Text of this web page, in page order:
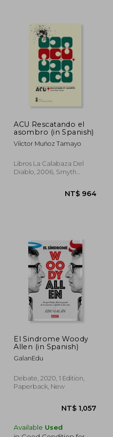
ACU Rescatando el
asombro (in Spanish)
Víictor Muñoz Tamayo
Libros La Calabaza Del
Diablo, 2006, Smyth
El Sindrome Woody
Allen (in Spanish)
GalanEdu
Debate, 2020, 1 Edition,
Paperback, New
Available Used